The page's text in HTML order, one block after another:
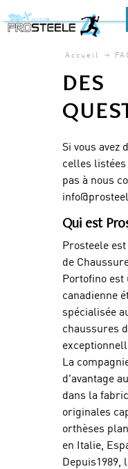
Accueil
DES
Si vous avez
celles
pas à nous
Qui est
Prosteele
de
Portofino
canadienne
spécialisée
chaussures
La
d'avantage
dans la
originales
orthèses
en Italie,
Depuis1989,